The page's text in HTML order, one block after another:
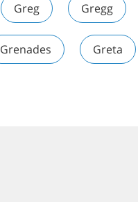
Greg Gregg
Grenades Greta